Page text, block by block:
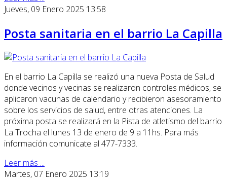
Jueves, 09 Enero 2025 13:58
Posta sanitaria en el barrio La Capilla
En el barrio La Capilla se realizó una nueva Posta de Salud
donde vecinos y vecinas se realizaron controles médicos, se
aplicaron vacunas de calendario y recibieron asesoramiento
sobre los servicios de salud, entre otras atenciones. La
próxima posta se realizará en la Pista de atletismo del barrio
La Trocha el lunes 13 de enero de 9 a 11hs. Para más
información comunicate al 477-7333.
Leer más ...
Martes, 07 Enero 2025 13:19